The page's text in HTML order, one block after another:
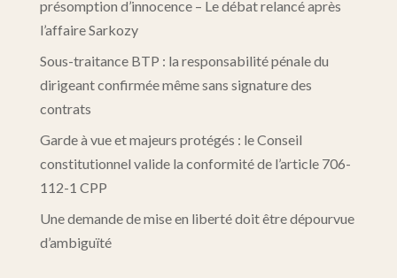
présomption d’innocence – Le débat relancé après
l’affaire Sarkozy
Sous-traitance BTP : la responsabilité pénale du
dirigeant confirmée même sans signature des
contrats
Garde à vue et majeurs protégés : le Conseil
constitutionnel valide la conformité de l’article 706-
112-1 CPP
Une demande de mise en liberté doit être dépourvue
d’ambiguïté